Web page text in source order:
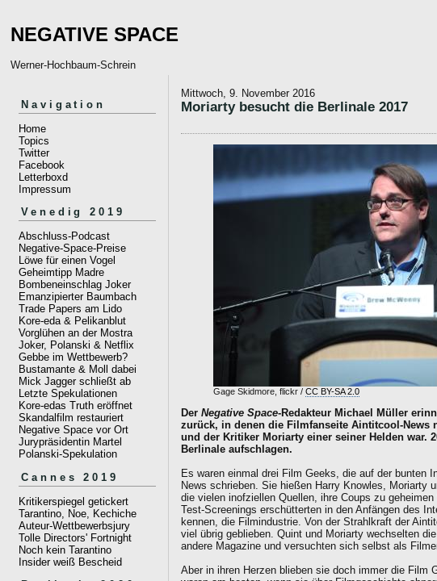
NEGATIVE SPACE
Werner-Hochbaum-Schrein
Navigation
Home
Topics
Twitter
Facebook
Letterboxd
Impressum
Venedig 2019
Abschluss-Podcast
Negative-Space-Preise
Löwe für einen Vogel
Geheimtipp Madre
Bombeneinschlag Joker
Emanzipierter Baumbach
Trade Papers am Lido
Kore-eda & Pelikanblut
Vorglühen an der Mostra
Joker, Polanski & Netflix
Gebbe im Wettbewerb?
Bustamante & Moll dabei
Mick Jagger schließt ab
Letzte Spekulationen
Kore-edas Truth eröffnet
Skandalfilm restauriert
Negative Space vor Ort
Jurypräsidentin Martel
Polanski-Spekulation
Cannes 2019
Kritikerspiegel getickert
Tarantino, Noe, Kechiche
Auteur-Wettbewerbsjury
Tolle Directors' Fortnight
Noch kein Tarantino
Insider weiß Bescheid
Mittwoch, 9. November 2016
Moriarty besucht die Berlinale 2017
Gage Skidmore, flickr / CC BY-SA 2.0
Der Negative Space-Redakteur Michael Müller
zurück, in denen die Filmfanseite Aintitcool-News
und der Kritiker Moriarty einer seiner Helden war.
Berlinale aufschlagen.
Es waren einmal drei Film Geeks, die auf der bunten
News schrieben. Sie hießen Harry Knowles, Moriarty
die vielen inofziellen Quellen, ihre Coups zu
Test-Screenings erschütterten in den Anfängen des
kennen, die Filmindustrie. Von der Strahlkraft der
viel übrig geblieben. Quint und Moriarty wechselten
andere Magazine und versuchten sich selbst als
Aber in ihren Herzen blieben sie doch immer die Film